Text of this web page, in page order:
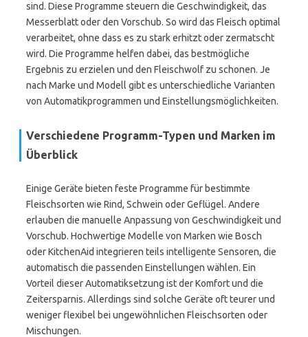
sind. Diese Programme steuern die Geschwindigkeit, das
Messerblatt oder den Vorschub. So wird das Fleisch optimal
verarbeitet, ohne dass es zu stark erhitzt oder zermatscht
wird. Die Programme helfen dabei, das bestmögliche
Ergebnis zu erzielen und den Fleischwolf zu schonen. Je
nach Marke und Modell gibt es unterschiedliche Varianten
von Automatikprogrammen und Einstellungsmöglichkeiten.
Verschiedene Programm-Typen und Marken im
Überblick
Einige Geräte bieten feste Programme für bestimmte
Fleischsorten wie Rind, Schwein oder Geflügel. Andere
erlauben die manuelle Anpassung von Geschwindigkeit und
Vorschub. Hochwertige Modelle von Marken wie Bosch
oder KitchenAid integrieren teils intelligente Sensoren, die
automatisch die passenden Einstellungen wählen. Ein
Vorteil dieser Automatiksetzung ist der Komfort und die
Zeitersparnis. Allerdings sind solche Geräte oft teurer und
weniger flexibel bei ungewöhnlichen Fleischsorten oder
Mischungen.